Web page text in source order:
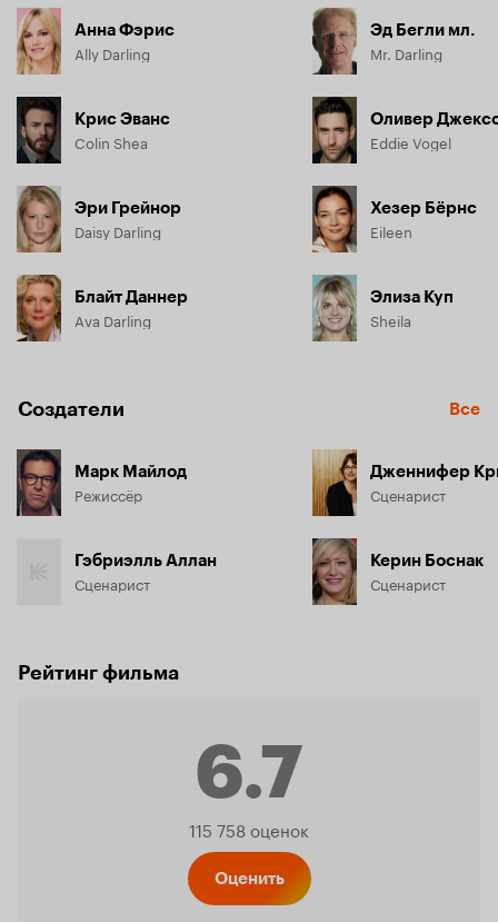
Анна Фэрис
Ally Darling
Крис Эванс
Colin Shea
Эри Грейнор
Daisy Darling
Блайт Даннер
Ava Darling
Эд Бегли мл.
Mr. Darling
Оливер
Eddie Vogel
Хезер Бёрнс
Eileen
Элиза Куп
Sheila
Создатели Все
Марк Майлод
Режиссёр
Гэбриэлль Аллан
Сценарист
Дженнифер
Сценарист
Керин Боснак
Сценарист
Рейтинг фильма
6.7
Рейтинг
115 758 оценок
Оценить